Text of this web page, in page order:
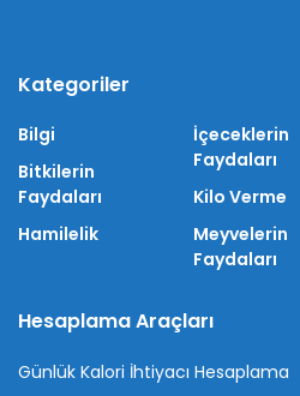
Kategoriler
Bilgi
Bitkilerin
Faydaları
Hamilelik
İçeceklerin
Faydaları
Kilo Verme
Meyvelerin
Faydaları
Hesaplama Araçları
Günlük Kalori İhtiyacı Hesaplama